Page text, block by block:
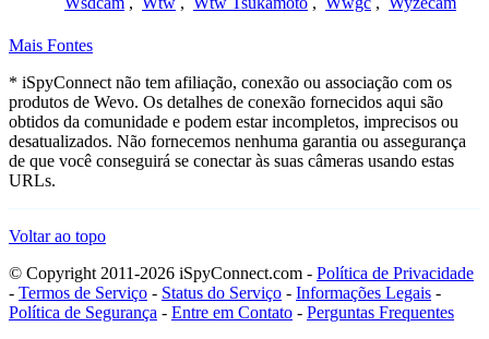
Mais Fontes
* iSpyConnect não tem afiliação, conexão ou associação com os
produtos de Wevo. Os detalhes de conexão fornecidos aqui são
obtidos da comunidade e podem estar incompletos, imprecisos ou
desatualizados. Não fornecemos nenhuma garantia ou assegurança
de que você conseguirá se conectar às suas câmeras usando estas
URLs.
Voltar ao topo
© Copyright 2011-2026 iSpyConnect.com - Política de Privacidade
- Termos de Serviço - Status do Serviço - Informações Legais -
Política de Segurança - Entre em Contato - Perguntas Frequentes